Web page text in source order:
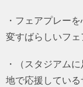
・フェアプレー
変すばらしいフェ
・（スタジアム
地で応援してい